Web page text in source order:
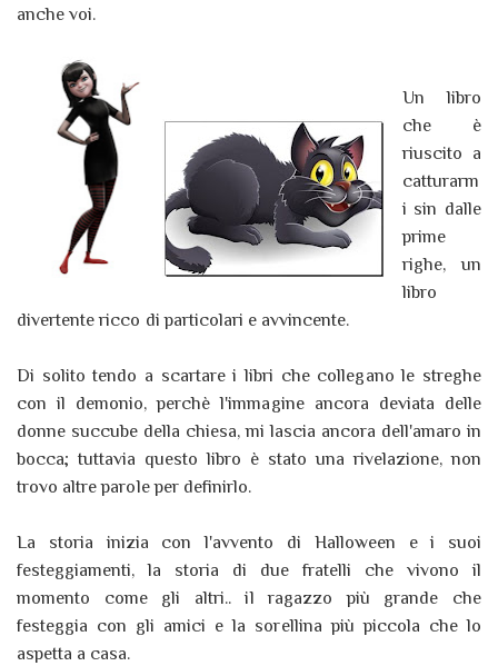
anche voi.
Un libro
che è
riuscito a
catturarm
i sin dalle
prime
righe, un
libro
divertente ricco di particolari e avvincente.
Di solito tendo a scartare i libri che collegano le streghe
con il demonio, perchè l'immagine ancora deviata delle
donne succube della chiesa, mi lascia ancora dell'amaro in
bocca; tuttavia questo libro è stato una rivelazione, non
trovo altre parole per definirlo.
La storia inizia con l'avvento di Halloween e i suoi
festeggiamenti, la storia di due fratelli che vivono il
momento come gli altri.. il ragazzo più grande che
festeggia con gli amici e la sorellina più piccola che lo
aspetta a casa.